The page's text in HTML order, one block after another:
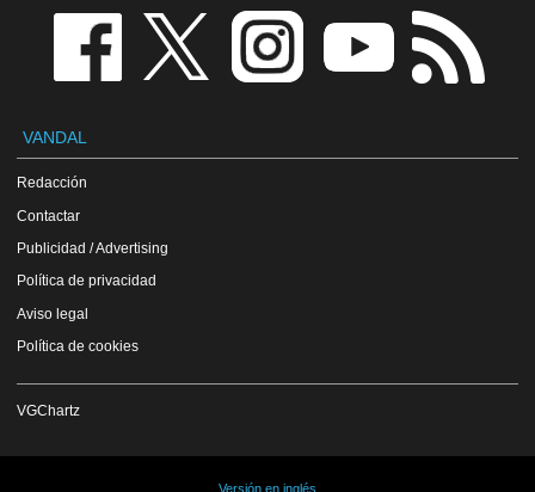
VANDAL
Redacción
Contactar
Publicidad / Advertising
Política de privacidad
Aviso legal
Política de cookies
VGChartz
Versión en inglés